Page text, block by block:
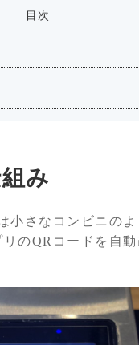
目次
み
小さなコンビニの
のQRコードを自